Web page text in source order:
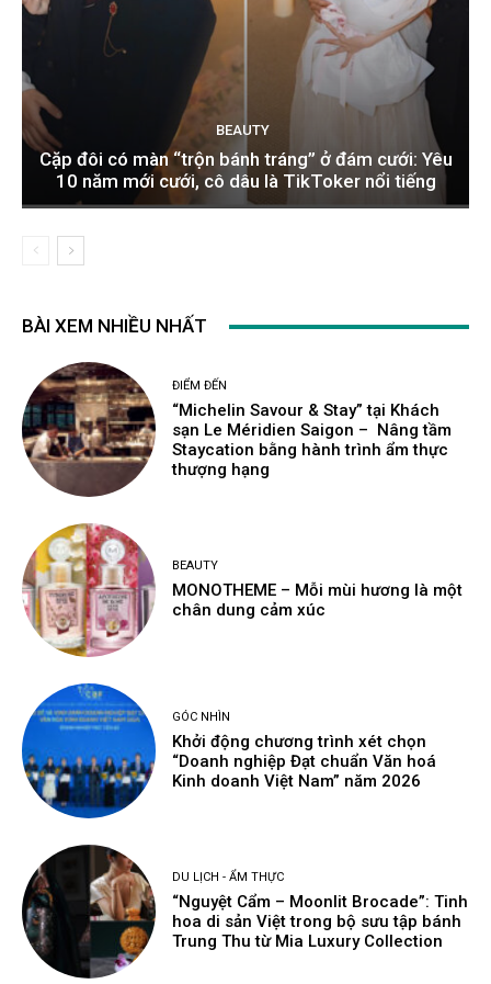
BEAUTY
Cặp đôi có màn “trộn bánh tráng” ở đám cưới: Yêu
10 năm mới cưới, cô dâu là TikToker nổi tiếng
BÀI XEM NHIỀU NHẤT
ĐIỂM ĐẾN
“Michelin Savour & Stay” tại Khách
sạn Le Méridien Saigon – Nâng tầm
Staycation bằng hành trình ẩm thực
thượng hạng
BEAUTY
MONOTHEME – Mỗi mùi hương là một
chân dung cảm xúc
GÓC NHÌN
Khởi động chương trình xét chọn
“Doanh nghiệp Đạt chuẩn Văn hoá
Kinh doanh Việt Nam” năm 2026
DU LỊCH - ẨM THỰC
“Nguyệt Cẩm – Moonlit Brocade”: Tinh
hoa di sản Việt trong bộ sưu tập bánh
Trung Thu từ Mia Luxury Collection